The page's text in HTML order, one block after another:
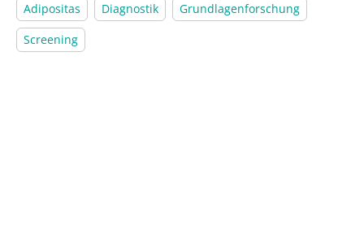
Adipositas Diagnostik
Grundlagenforschung
Screening